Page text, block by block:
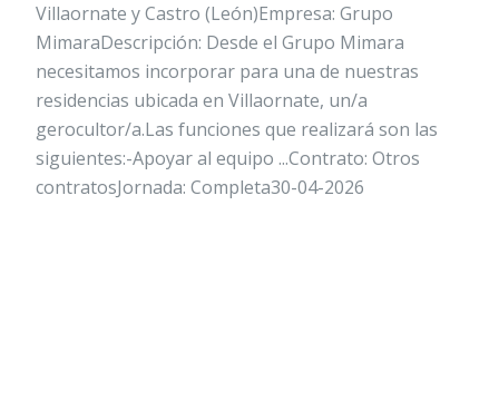
Villaornate y Castro (León)Empresa: Grupo
MimaraDescripción: Desde el Grupo Mimara
necesitamos incorporar para una de nuestras
residencias ubicada en Villaornate, un/a
gerocultor/a.Las funciones que realizará son las
siguientes:-Apoyar al equipo ...Contrato: Otros
contratosJornada: Completa30-04-2026